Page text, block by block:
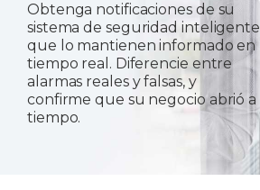
Obtenga notificaciones de su
sistema de seguridad inteligente
que lo mantienen informado en
tiempo real. Diferencie entre
alarmas reales y falsas, y
confirme que su negocio abrió a
tiempo.